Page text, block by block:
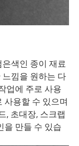
색인 종이 재료
낌을 원하는 다
업에 주로 사용
사용할 수 있으며
, 초대장, 스크랩
을 만들 수 있습